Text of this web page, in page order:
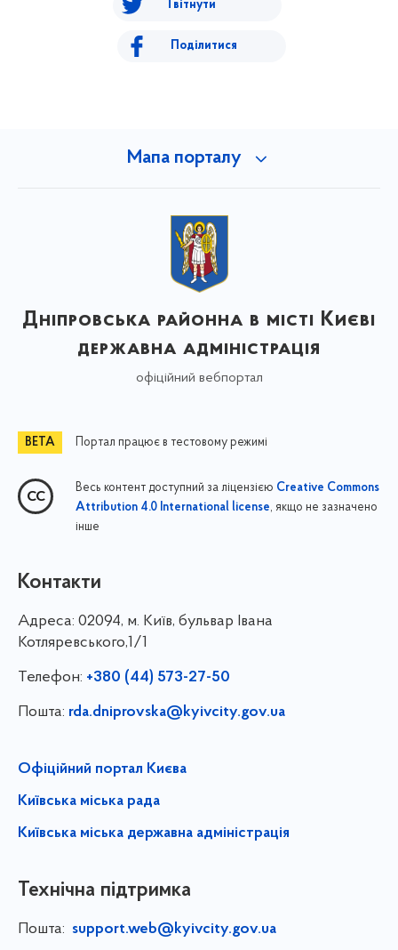
Твітнути
Поділитися
Мапа порталу
Дніпровська районна в місті Києві
державна адміністрація
офіційний вебпортал
Портал працює в тестовому режимі
Весь контент доступний за ліцензією Creative Commons
Attribution 4.0 International license, якщо не зазначено
інше
Контакти
Адреса: 02094, м. Київ, бульвар Івана
Котляревського,1/1
Телефон: +380 (44) 573-27-50
Пошта: rda.dniprovska@kyivcity.gov.ua
Офіційний портал Києва
Київська міська рада
Київська міська державна адміністрація
Технічна підтримка
Пошта: support.web@kyivcity.gov.ua